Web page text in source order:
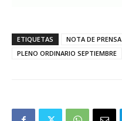
ETIQUETAS NOTA DE PRENSA
PLENO ORDINARIO SEPTIEMBRE